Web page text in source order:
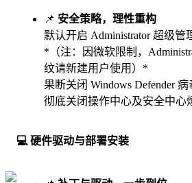
📌 安全策略，理性重构
默认开启 Administrator 超级管
*（注：因微软限制，
纹请新建用户使用）*
果断关闭 Windows Defender
彻底关闭操作中心及安全中心
💻 硬件驱动与部署安装